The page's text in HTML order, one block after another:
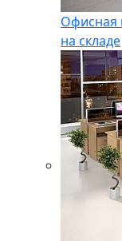
Офисная
на складе